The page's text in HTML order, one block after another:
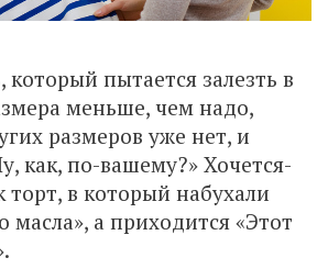
который пытается залезть в
меньше, чем надо,
размеров уже нет, и
как, по-вашему?» Хочется-
торт, в который набухали
а приходится «Этот